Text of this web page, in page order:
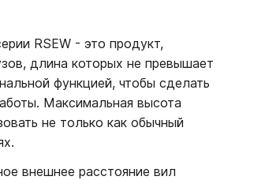
RSEW - это продукт,
длина которых не превышает
функцией, чтобы сделать
Максимальная высота
не только как обычный
внешнее расстояние вил